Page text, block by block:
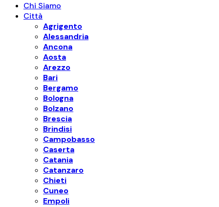
Chi Siamo
Città
Agrigento
Alessandria
Ancona
Aosta
Arezzo
Bari
Bergamo
Bologna
Bolzano
Brescia
Brindisi
Campobasso
Caserta
Catania
Catanzaro
Chieti
Cuneo
Empoli